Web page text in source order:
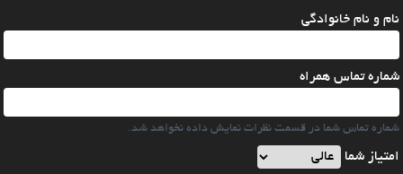
نام و نام خانوادگی
شماره تماس همراه
شماره تماس شما در قسمت نظرات نمایش داده نخواهد شد.
امتیاز شما